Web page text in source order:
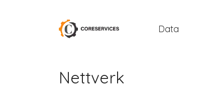
Data
Nettverk